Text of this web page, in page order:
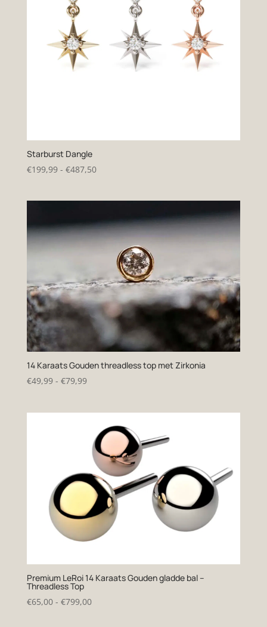
Starburst Dangle
€199,99 - €487,50Prijsklasse:
14 Karaats Gouden threadless top met Zirkonia
€49,99 - €79,99Prijsklasse:
Premium LeRoi 14 Karaats Gouden gladde bal –
Threadless Top
€65,00 - €799,00Prijsklasse: